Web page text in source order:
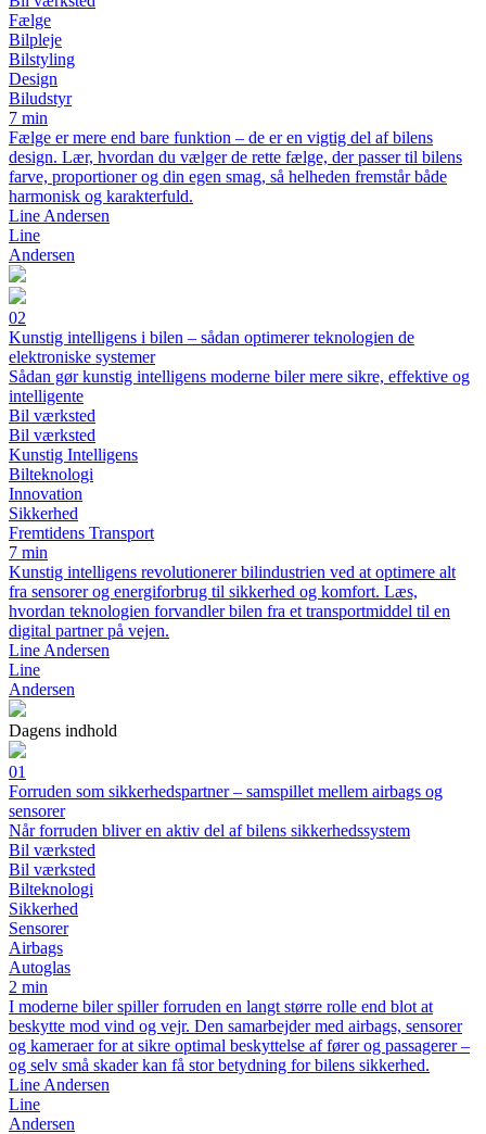
Fælge
Bilpleje
Bilstyling
Design
Biludstyr
7 min
Fælge er mere end bare funktion – de er en vigtig del af bilens
design. Lær, hvordan du vælger de rette fælge, der passer til bilens
farve, proportioner og din egen smag, så helheden fremstår både
harmonisk og karakterfuld.
Line Andersen
Line
Andersen
02
Kunstig intelligens i bilen – sådan optimerer teknologien de
elektroniske systemer
Sådan gør kunstig intelligens moderne biler mere sikre, effektive og
intelligente
Bil værksted
Bil værksted
Kunstig Intelligens
Bilteknologi
Innovation
Sikkerhed
Fremtidens Transport
7 min
Kunstig intelligens revolutionerer bilindustrien ved at optimere alt
fra sensorer og energiforbrug til sikkerhed og komfort. Læs,
hvordan teknologien forvandler bilen fra et transportmiddel til en
digital partner på vejen.
Line Andersen
Line
Andersen
Dagens indhold
01
Forruden som sikkerhedspartner – samspillet mellem airbags og
sensorer
Når forruden bliver en aktiv del af bilens sikkerhedssystem
Bil værksted
Bil værksted
Bilteknologi
Sikkerhed
Sensorer
Airbags
Autoglas
2 min
I moderne biler spiller forruden en langt større rolle end blot at
beskytte mod vind og vejr. Den samarbejder med airbags, sensorer
og kameraer for at sikre optimal beskyttelse af fører og passagerer –
og selv små skader kan få stor betydning for bilens sikkerhed.
Line Andersen
Line
Andersen